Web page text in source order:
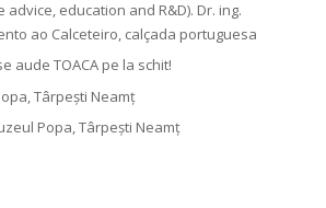
education and R&D). Dr. ing.
ao Calceteiro, calçada portuguesa
aude TOACA pe la schit!
Târpeşti Neamţ
Popa, Târpeşti Neamţ